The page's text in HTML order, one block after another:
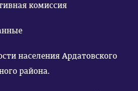
комиссия
населения Ардатовского
района.